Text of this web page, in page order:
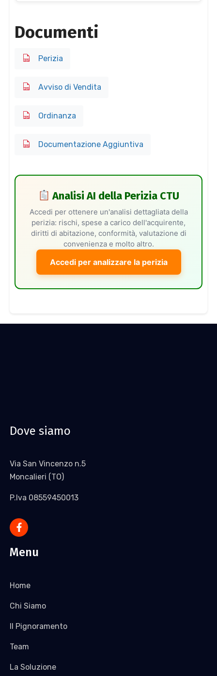
Documenti
Perizia
Avviso di Vendita
Ordinanza
Documentazione Aggiuntiva
Analisi AI della Perizia CTU
Accedi per ottenere un'analisi dettagliata della
perizia: rischi, spese a carico dell'acquirente,
diritti di abitazione, conformità, valutazione di
convenienza e molto altro.
Accedi per analizzare la perizia
Dove siamo
Via San Vincenzo n.5
Moncalieri (TO)
P.Iva 08559450013
Menu
Home
Chi Siamo
Il Pignoramento
Team
La Soluzione